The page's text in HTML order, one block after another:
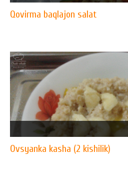
Qovirma baqlajon salat
Ovsyanka kasha (2 kishilik)